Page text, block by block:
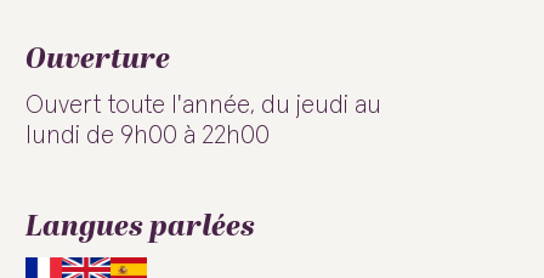
Ouverture
Ouvert toute l'année, du jeudi au
lundi de 9h00 à 22h00
Langues parlées